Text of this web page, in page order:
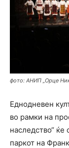
фото: АНИП „Орце
Еднодневен
во рамки на
наследство“
паркот на